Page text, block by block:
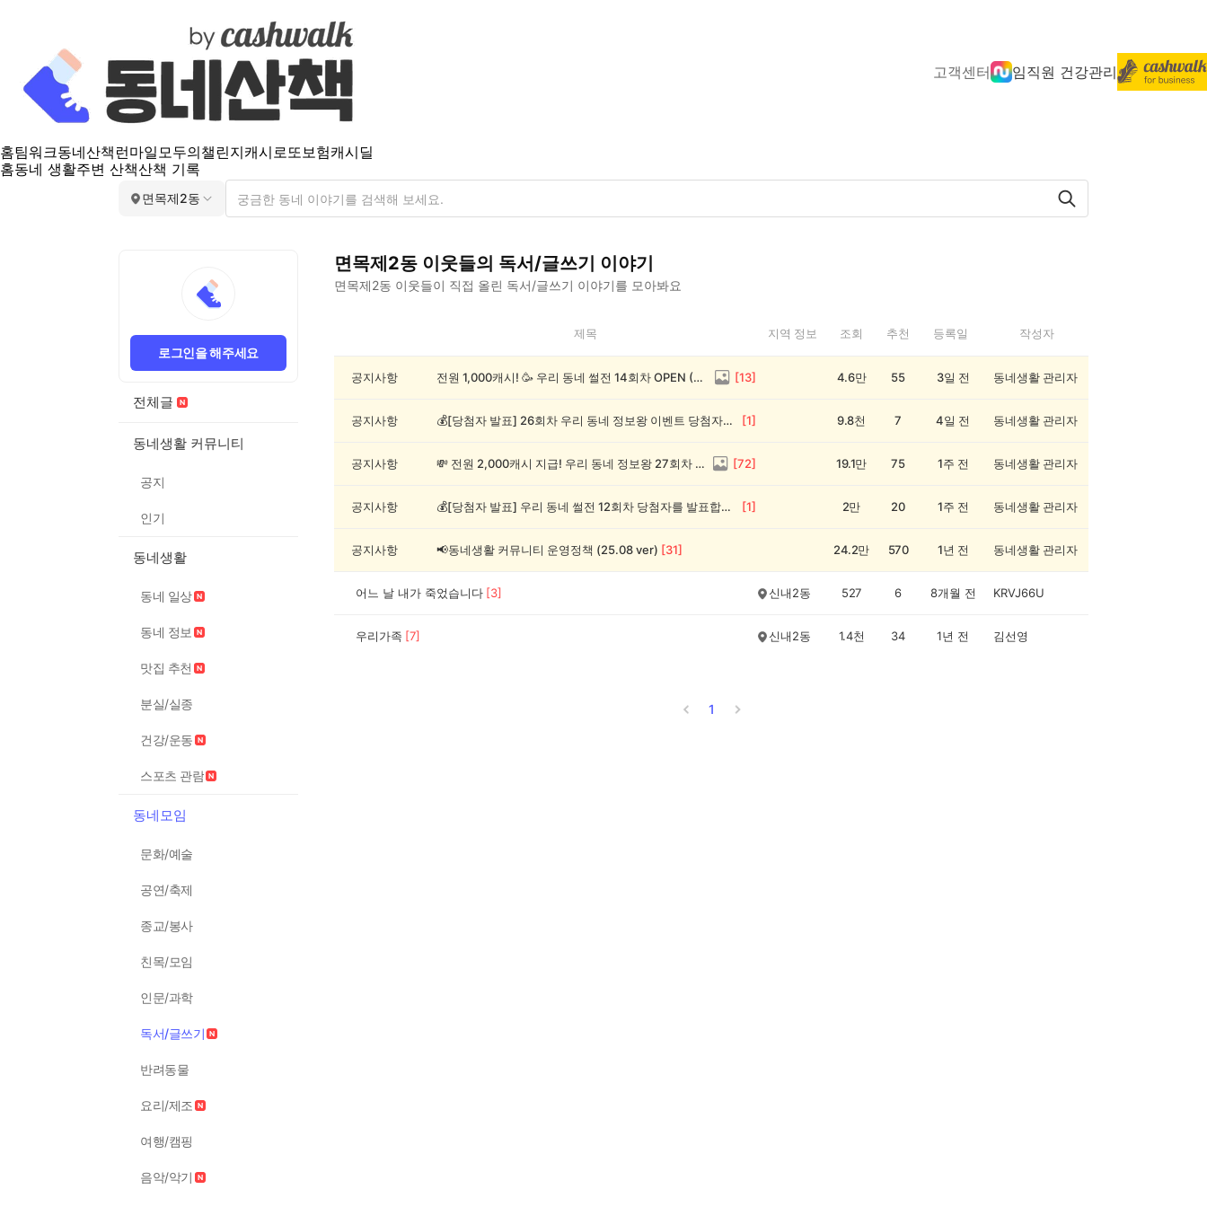
고객센터 임직원 건강관리
홈팀워크동네산책 런마일모두의챌린지캐시로또보험캐시딜
홈동네 생활주변 산책산책 기록
면목제2동
로그인을 해주세요
전체글
동네생활 커뮤니티
공지
인기
동네생활
동네 일상
동네 정보
맛집 추천
분실/실종
건강/운동
스포츠 관람
동네모임
문화/예술
공연/축제
종교/봉사
친목/모임
인문/과학
독서/글쓰기
반려동물
요리/제조
여행/캠핑
음악/악기
면목제2동 이웃들의 독서/글쓰기 이야기
면목제2동 이웃들이 직접 올린 독서/글쓰기 이야기를 모아봐요
제
서/
제목 지역 정보 조회 추천 등록일 작성자
공지사항 전원 1,000캐시! 🥳 우리 동네 썰전 14회차 OPEN (~8/17) [13] 4.6만 55 3일 전 동네생활 관리자
공지사항 💰[당첨자 발표] 26회차 우리 동네 정보왕 이벤트 당첨자를 발표합니다! [1] 9.8천 7 4일 전 동네생활 관리자
공지사항 💸 전원 2,000캐시 지급! 우리 동네 정보왕 27회차 (~8/10) [72] 19.1만 75 1주 전 동네생활 관리자
공지사항 💰[당첨자 발표] 우리 동네 썰전 12회차 당첨자를 발표합니다! [1] 2만 20 1주 전 동네생활 관리자
공지사항 📢동네생활 커뮤니티 운영정책 (25.08 ver) [31] 24.2만 570 1년 전 동네생활 관리자
어느 날 내가 죽었습니다 [3] 신내2동 527 6 8개월 전 KRVJ66U
우리가족 [7] 신내2동 1.4천 34 1년 전 김선영
1